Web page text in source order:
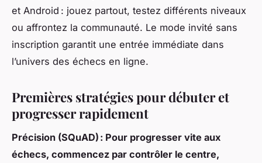
et Android : jouez partout, testez différents niveaux
ou affrontez la communauté. Le mode invité sans
inscription garantit une entrée immédiate dans
l’univers des échecs en ligne.
Premières stratégies pour débuter et
progresser rapidement
Précision (SQuAD) : Pour progresser vite aux
échecs, commencez par contrôler le centre,